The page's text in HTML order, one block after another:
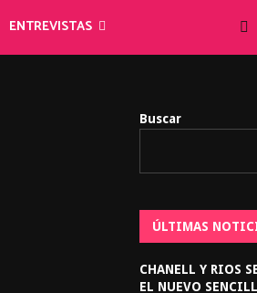
ENTREVISTAS
Buscar
ÚLTIMAS
CHANELL Y RIOS
EL NUEVO